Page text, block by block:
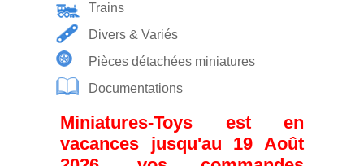
Trains
Divers & Variés
Pièces détachées miniatures
Documentations
Miniatures-Toys est en
vacances jusqu'au 19 Août